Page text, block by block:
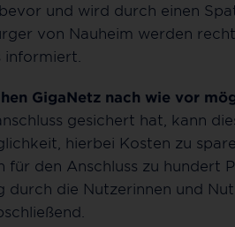
und wird durch einen
von Nauheim werden
informiert.
GigaNetz nach wie vor
gesichert hat, kann
hierbei Kosten zu
den Anschluss zu hundert
durch die Nutzerinnen und